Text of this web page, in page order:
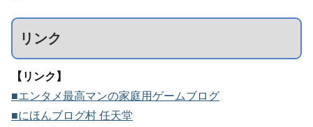
リンク
【リンク】
■エンタメ最高マンの家庭用ゲームブログ
■にほんブログ村 任天堂